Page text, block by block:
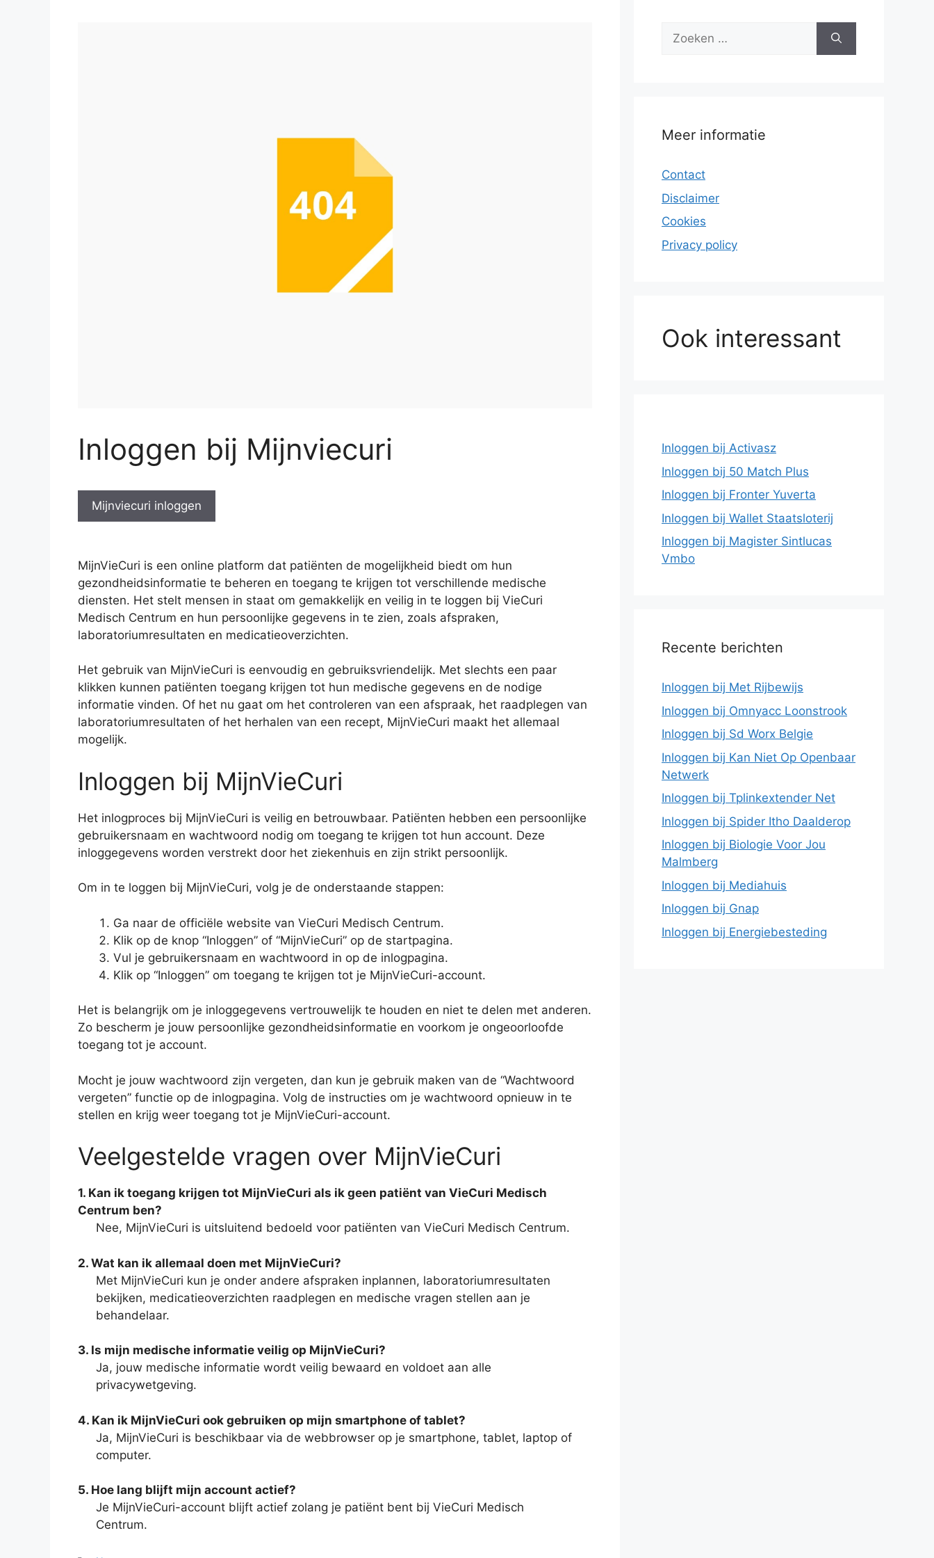
Inloggen bij Mijnviecuri
Mijnviecuri inloggen
MijnVieCuri is een online platform dat patiënten de mogelijkheid biedt om hun
gezondheidsinformatie te beheren en toegang te krijgen tot verschillende medische
diensten. Het stelt mensen in staat om gemakkelijk en veilig in te loggen bij VieCuri
Medisch Centrum en hun persoonlijke gegevens in te zien, zoals afspraken,
laboratoriumresultaten en medicatieoverzichten.
Het gebruik van MijnVieCuri is eenvoudig en gebruiksvriendelijk. Met slechts een paar
klikken kunnen patiënten toegang krijgen tot hun medische gegevens en de nodige
informatie vinden. Of het nu gaat om het controleren van een afspraak, het raadplegen van
laboratoriumresultaten of het herhalen van een recept, MijnVieCuri maakt het allemaal
mogelijk.
Inloggen bij MijnVieCuri
Het inlogproces bij MijnVieCuri is veilig en betrouwbaar. Patiënten hebben een persoonlijke
gebruikersnaam en wachtwoord nodig om toegang te krijgen tot hun account. Deze
inloggegevens worden verstrekt door het ziekenhuis en zijn strikt persoonlijk.
Om in te loggen bij MijnVieCuri, volg je de onderstaande stappen:
Ga naar de officiële website van VieCuri Medisch Centrum.
Klik op de knop “Inloggen” of “MijnVieCuri” op de startpagina.
Vul je gebruikersnaam en wachtwoord in op de inlogpagina.
Klik op “Inloggen” om toegang te krijgen tot je MijnVieCuri-account.
Het is belangrijk om je inloggegevens vertrouwelijk te houden en niet te delen met anderen.
Zo bescherm je jouw persoonlijke gezondheidsinformatie en voorkom je ongeoorloofde
toegang tot je account.
Mocht je jouw wachtwoord zijn vergeten, dan kun je gebruik maken van de “Wachtwoord
vergeten” functie op de inlogpagina. Volg de instructies om je wachtwoord opnieuw in te
stellen en krijg weer toegang tot je MijnVieCuri-account.
Veelgestelde vragen over MijnVieCuri
1. Kan ik toegang krijgen tot MijnVieCuri als ik geen patiënt van VieCuri Medisch
Centrum ben?
Nee, MijnVieCuri is uitsluitend bedoeld voor patiënten van VieCuri Medisch Centrum.
2. Wat kan ik allemaal doen met MijnVieCuri?
Met MijnVieCuri kun je onder andere afspraken inplannen, laboratoriumresultaten
bekijken, medicatieoverzichten raadplegen en medische vragen stellen aan je
behandelaar.
3. Is mijn medische informatie veilig op MijnVieCuri?
Ja, jouw medische informatie wordt veilig bewaard en voldoet aan alle
privacywetgeving.
4. Kan ik MijnVieCuri ook gebruiken op mijn smartphone of tablet?
Ja, MijnVieCuri is beschikbaar via de webbrowser op je smartphone, tablet, laptop of
computer.
5. Hoe lang blijft mijn account actief?
Je MijnVieCuri-account blijft actief zolang je patiënt bent bij VieCuri Medisch
Centrum.
Zoek
Meer informatie
Contact
Disclaimer
Cookies
Privacy policy
Ook interessant
Inloggen bij Activasz
Inloggen bij 50 Match Plus
Inloggen bij Fronter Yuverta
Inloggen bij Wallet Staatsloterij
Inloggen bij Magister Sintlucas
Vmbo
Recente berichten
Inloggen bij Met Rijbewijs
Inloggen bij Omnyacc Loonstrook
Inloggen bij Sd Worx Belgie
Inloggen bij Kan Niet Op Openbaar
Netwerk
Inloggen bij Tplinkextender Net
Inloggen bij Spider Itho Daalderop
Inloggen bij Biologie Voor Jou
Malmberg
Inloggen bij Mediahuis
Inloggen bij Gnap
Inloggen bij Energiebesteding